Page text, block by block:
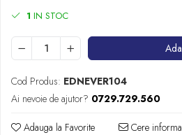
1 IN STOC
Cod Produs: EDNEVER104
Ai nevoie de ajutor? 0729.729.560
Adauga la Favorite Cere